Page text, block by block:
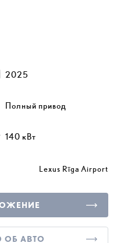
2025
Полный привод
140 кВт
Lexus Rīga Airport
ОБ АВТО